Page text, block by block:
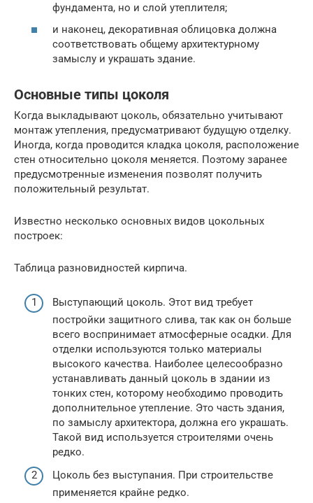
фундамента, но и слой утеплителя;
и наконец, декоративная облицовка должна
соответствовать общему архитектурному
замыслу и украшать здание.
Основные типы цоколя
Когда выкладывают цоколь, обязательно учитывают
монтаж утепления, предусматривают будущую отделку.
Иногда, когда проводится кладка цоколя, расположение
стен относительно цоколя меняется. Поэтому заранее
предусмотренные изменения позволят получить
положительный результат.
Известно несколько основных видов цокольных
построек:
Таблица разновидностей кирпича.
Выступающий цоколь. Этот вид требует
постройки защитного слива, так как он больше
всего воспринимает атмосферные осадки. Для
отделки используются только материалы
высокого качества. Наиболее целесообразно
устанавливать данный цоколь в здании из
тонких стен, которому необходимо проводить
дополнительное утепление. Это часть здания,
по замыслу архитектора, должна его украшать.
Такой вид используется строителями очень
редко.
Цоколь без выступания. При строительстве
применяется крайне редко.